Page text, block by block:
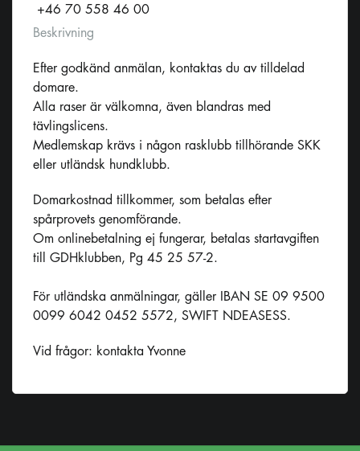
+46 70 558 46 00
Beskrivning
Efter godkänd anmälan, kontaktas du av tilldelad
domare.
Alla raser är välkomna, även blandras med
tävlingslicens.
Medlemskap krävs i någon rasklubb tillhörande SKK
eller utländsk hundklubb.
Domarkostnad tillkommer, som betalas efter
spårprovets genomförande.
Om onlinebetalning ej fungerar, betalas startavgiften
till GDHklubben, Pg 45 25 57-2.
För utländska anmälningar, gäller IBAN SE 09 9500
0099 6042 0452 5572, SWIFT NDEASESS.
Vid frågor: kontakta Yvonne